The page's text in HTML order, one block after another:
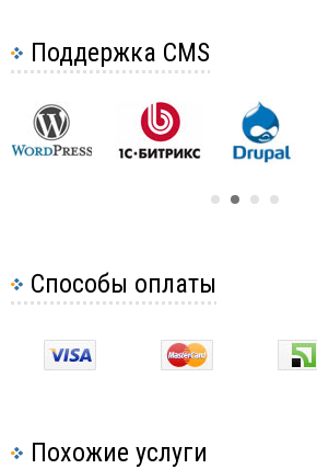
Поддержка CMS
Способы оплаты
Похожие услуги